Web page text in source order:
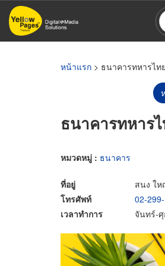
ข้าม
ไป
หน้าแรก > ธนาคารทหารไ
ธนาคารทหาร
หมวดหมู่ : ธนาคาร
ที่อยู่
สนง ใ
โทรศัพท์
02-
เวลาทำการ
จันทร์-ศุ